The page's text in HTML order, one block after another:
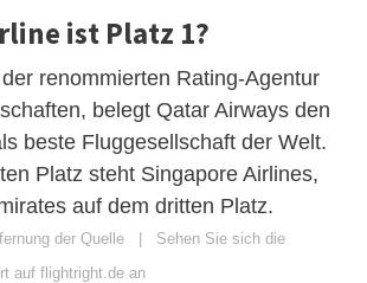
ist Platz 1?
renommierten Rating-Agentur
belegt Qatar Airways den
beste Fluggesellschaft der Welt.
Platz steht Singapore Airlines,
auf dem dritten Platz.
der Quelle | Sehen Sie sich die
auf flightright.de an